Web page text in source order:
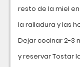
resto de la miel
la ralladura y las
Dejar cocinar 2-3
y reservar Tostar